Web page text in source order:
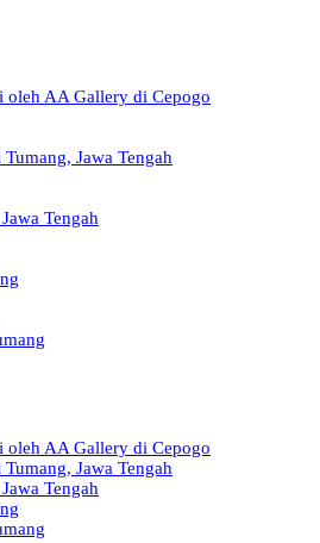
oleh AA Gallery di Cepogo
Jawa Tengah
Tengah
oleh AA Gallery di Cepogo
Jawa Tengah
Tengah